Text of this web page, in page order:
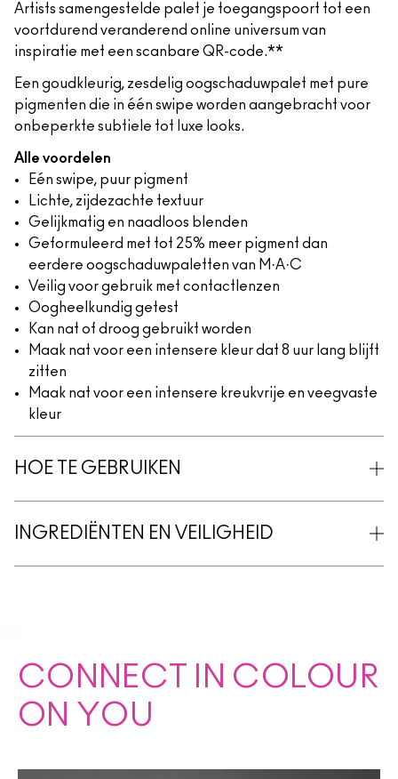
Artists samengestelde palet je toegangspoort tot een
voortdurend veranderend online universum van
inspiratie met een scanbare QR-code.**
Een goudkleurig, zesdelig oogschaduwpalet met pure
pigmenten die in één swipe worden aangebracht voor
onbeperkte subtiele tot luxe looks.
Alle voordelen
Eén swipe, puur pigment
Lichte, zijdezachte textuur
Gelijkmatig en naadloos blenden
Geformuleerd met tot 25% meer pigment dan
eerdere oogschaduwpaletten van M·A·C
Veilig voor gebruik met contactlenzen
Oogheelkundig getest
Kan nat of droog gebruikt worden
Maak nat voor een intensere kleur dat 8 uur lang blijft
zitten
Maak nat voor een intensere kreukvrije en veegvaste
kleur
HOE TE GEBRUIKEN
INGREDIËNTEN EN VEILIGHEID
CONNECT IN COLOUR
ON YOU